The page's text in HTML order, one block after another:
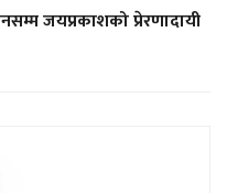
जयप्रकाशको प्रेरणादायी